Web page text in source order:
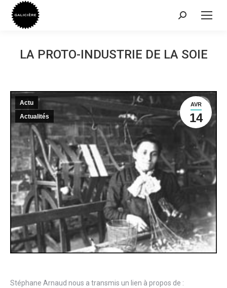
Recherche
LA PROTO-INDUSTRIE DE LA SOIE
AVR
14
Actu
Actualités
Stéphane Arnaud nous a transmis un lien à propos de :